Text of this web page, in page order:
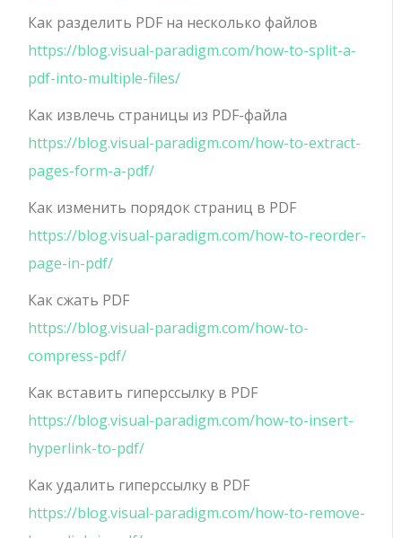
Как разделить PDF на несколько файлов
https://blog.visual-paradigm.com/how-to-split-a-
pdf-into-multiple-files/
Как извлечь страницы из PDF-файла
https://blog.visual-paradigm.com/how-to-extract-
pages-form-a-pdf/
Как изменить порядок страниц в PDF
https://blog.visual-paradigm.com/how-to-reorder-
page-in-pdf/
Как сжать PDF
https://blog.visual-paradigm.com/how-to-
compress-pdf/
Как вставить гиперссылку в PDF
https://blog.visual-paradigm.com/how-to-insert-
hyperlink-to-pdf/
Как удалить гиперссылку в PDF
https://blog.visual-paradigm.com/how-to-remove-